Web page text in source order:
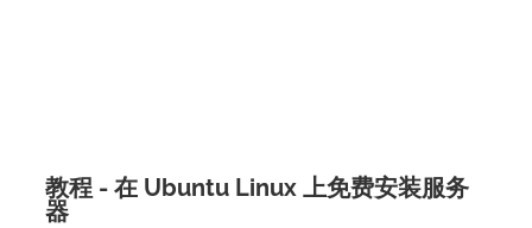
教程 - 在 Ubuntu Linux 上免费安装服务
器